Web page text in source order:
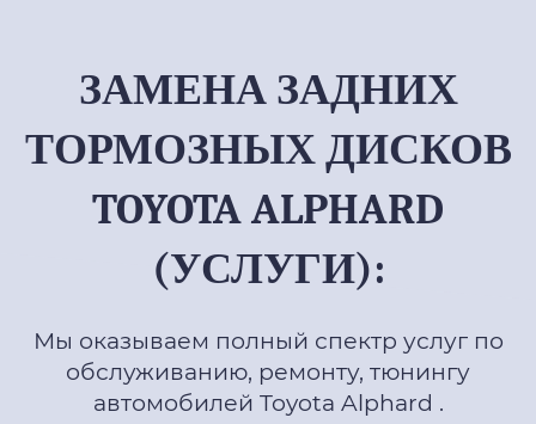
ЗАМЕНА ЗАДНИХ
ТОРМОЗНЫХ ДИСКОВ
TOYOTA ALPHARD
(УСЛУГИ):
Мы оказываем полный спектр услуг по
обслуживанию, ремонту, тюнингу
автомобилей Toyota Alphard .